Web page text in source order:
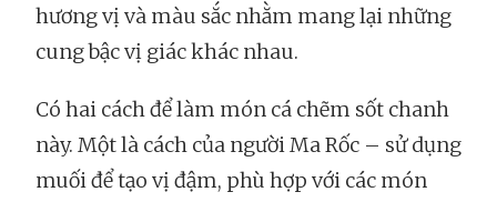
hương vị và màu sắc nhằm mang lại những
cung bậc vị giác khác nhau.
Có hai cách để làm món cá chẽm sốt chanh
này. Một là cách của người Ma Rốc – sử dụng
muối để tạo vị đậm, phù hợp với các món